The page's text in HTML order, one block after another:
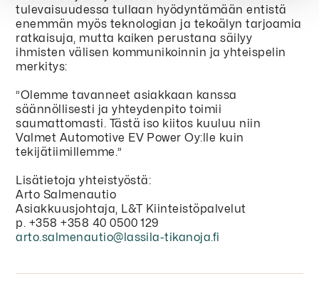
tulevaisuudessa tullaan hyödyntämään entistä
enemmän myös teknologian ja tekoälyn tarjoamia
ratkaisuja, mutta kaiken perustana säilyy
ihmisten välisen kommunikoinnin ja yhteispelin
merkitys:
”Olemme tavanneet asiakkaan kanssa
säännöllisesti ja yhteydenpito toimii
saumattomasti. Tästä iso kiitos kuuluu niin
Valmet Automotive EV Power Oy:lle kuin
tekijätiimillemme.”
Lisätietoja yhteistyöstä:
Arto Salmenautio
Asiakkuusjohtaja, L&T Kiinteistöpalvelut
p. +358 +358 40 0500 129
arto.salmenautio@lassila-tikanoja.fi